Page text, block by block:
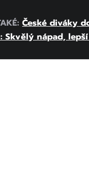
České diváky
Skvělý nápad,